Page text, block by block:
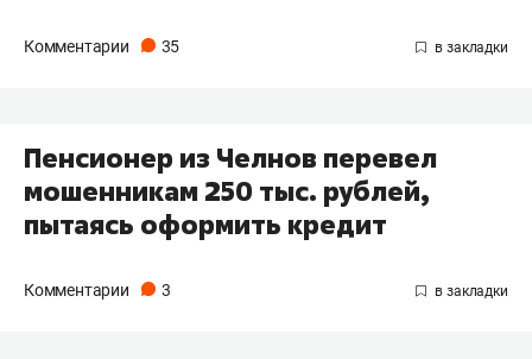
Комментарии 35
Пенсионер из Челнов перевел
мошенникам 250 тыс. рублей,
пытаясь оформить кредит
Комментарии 3